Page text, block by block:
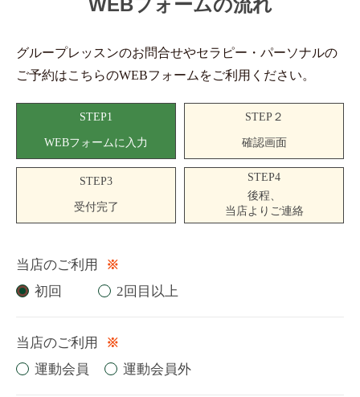
WEBフォームの流れ
グループレッスンのお問合せやセラピー・パーソナルの
ご予約はこちらのWEBフォームをご利用ください。
STEP1
WEBフォームに入力
STEP２
確認画面
STEP3
受付完了
STEP4
後程、
当店よりご連絡
当店のご利用 ※
初回 2回目以上
当店のご利用 ※
運動会員 運動会員外